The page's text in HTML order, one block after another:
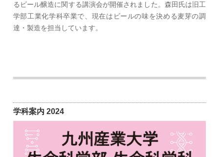
るビール醸造に関する講演会が開催されました。森田氏は旧工
学部工業化学科卒業で、現在はビールの味を決める麦芽の調
達・製造を担当しています。
学科案内 2024